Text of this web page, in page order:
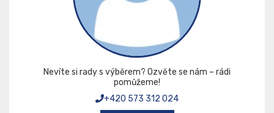
Nevíte si rady s výběrem? Ozvěte se nám – rádi
pomůžeme!
+420 573 312 024